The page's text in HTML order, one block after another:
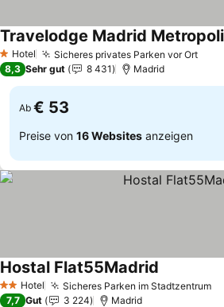
1 Sterne
Hotel Sicheres privates Parken vor Ort
Travelodge Madrid
8,3 Sehr gut 8 431 Madrid
Ab € 53
Preise von 16 Websites anzeigen
2 Sterne
Hotel Sicheres Parken im Stadtzentrum
Hostal Flat55Madrid
7,7 Gut 3 224 Madrid